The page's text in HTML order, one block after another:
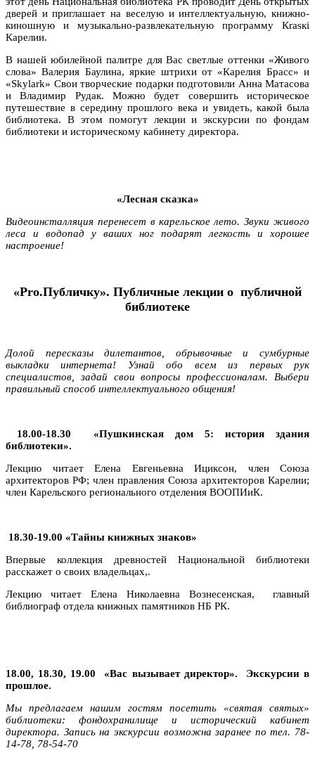
дверей и приглашает на веселую и интеллектуальную, книжно-
киношную и музыкально-развлекательную программу Кrasкi
Карелии.
В нашей юбилейной палитре для Вас светлые оттенки «Живого
слова» Валерия Баулина, яркие штрихи от «Карелия Брасс» и
«Skylark» Свои творческие подарки подготовили Анна Матасова
и Владимир Рудак. Можно будет совершить историческое
путешествие в середину прошлого века и увидеть, какой была
библиотека. В этом помогут лекции и экскурсии по фондам
библиотеки и историческому кабинету директора.
«Лесная сказка»
Видеоинсталляция перенесет в карельское лето. Звуки живого
леса и водопад у ваших ног подарят легкость и хорошее
настроение!
«Pro.Публичку». Публичные лекции о публичной
библиотеке
Долой пересказы дилетантов, обрывочные и сумбурные
выкладки интернета! Узнай обо всем из первых рук
специалистов, задай свои вопросы профессионалам. Выбери
правильный способ интеллектуального общения!
18.00-18.30 «Пушкинская дом 5: история здания
библиотеки».
Лекцию читает Елена Евгеньевна Ициксон, член Союза
архитекторов РФ; член правления Союза архитекторов Карелии;
член Карельского регионального отделения ВООПИиК.
18.30-19.00 «Тайны книжных знаков»
Впервые коллекция древностей Национальной библиотеки
расскажет о своих владельцах,.
Лекцию читает Елена Николаевна Вознесенская, главный
библиограф отдела книжных памятников НБ РК.
18.00, 18.30, 19.00 «Вас вызывает директор». Экскурсии в
прошлое.
Мы предлагаем нашим гостям посетить «святая святых»
библиотеки: фондохранилище и исторический кабинет
директора. Запись на экскурсии возможна заранее по тел. 78-
14-78, 78-54-70